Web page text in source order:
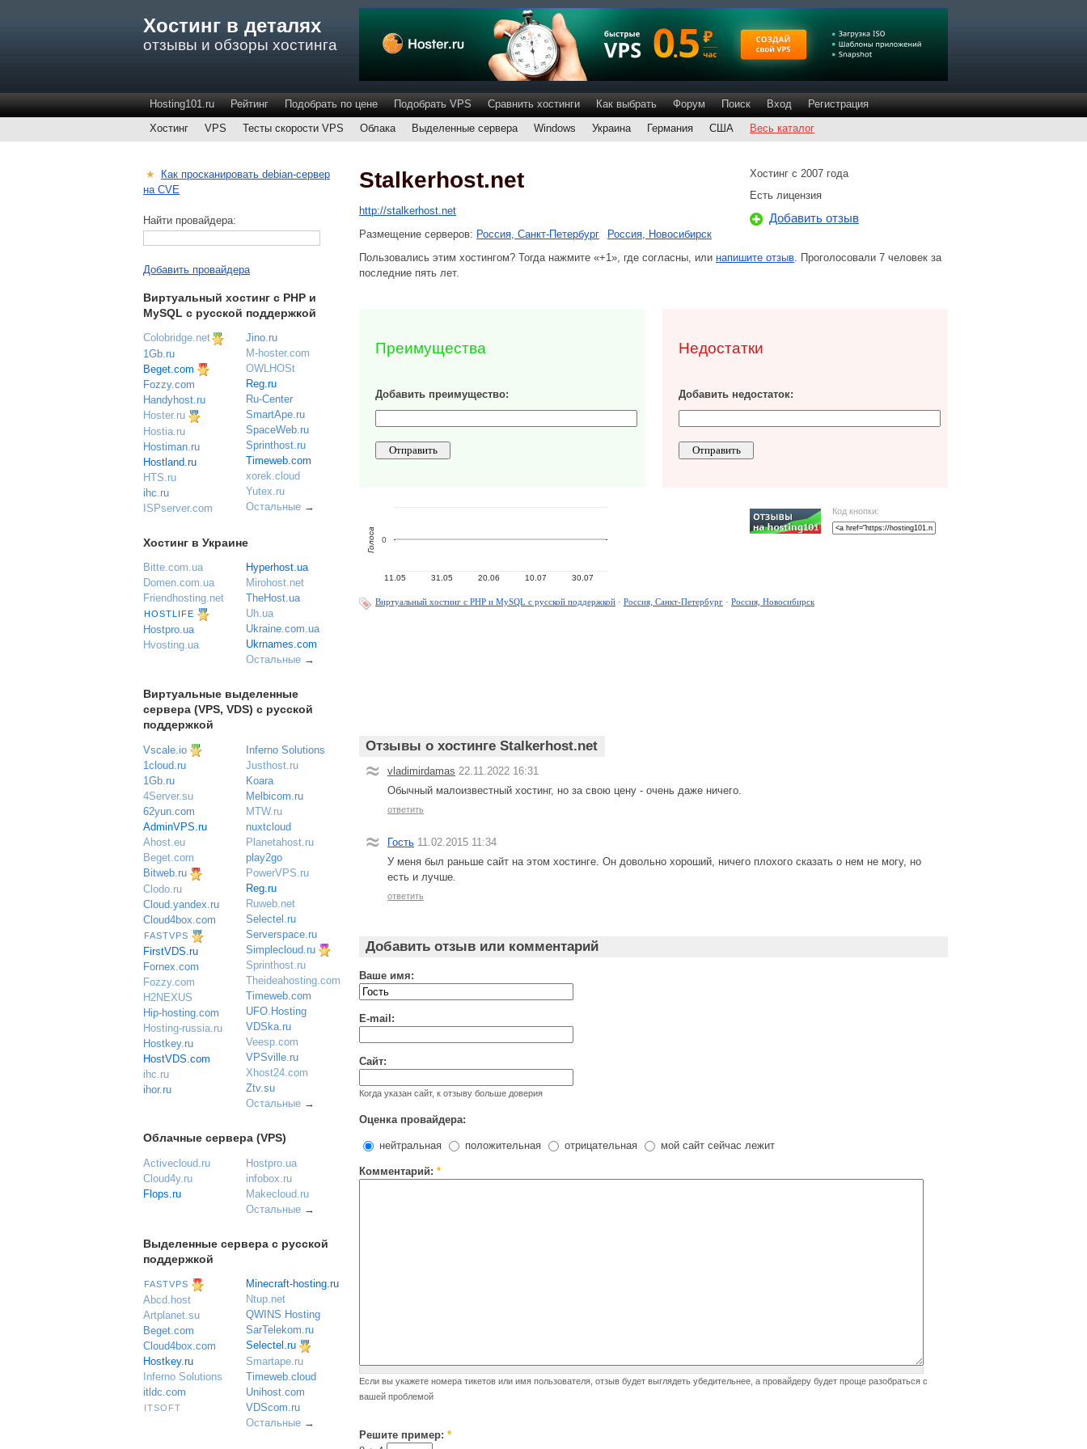
Хостинг в деталях
отзывы и обзоры хостинга
Hosting101.ru Рейтинг Подобрать по цене Подобрать VPS Сравнить хостинги Как выбрать Форум Поиск Вход
Регистрация
Хостинг
VPS Тесты скорости VPS Облака Выделенные сервера Windows Украина Германия США Весь каталог
Хостинг с 2007 года
Есть лицензия
Добавить отзыв
Stalkerhost.net
http://stalkerhost.net
Размещение серверов: Россия, Санкт-Петербург
Россия, Новосибирск
Пользовались этим хостингом? Тогда нажмите «+1», где согласны, или напишите отзыв. Проголосовали 7 человек за
последние пять лет.
Преимущества
Добавить преимущество:
Недостатки
Добавить недостаток:
Код кнопки:
11.05 31.05 20.06 10.07 30.07
0
Голоса
Виртуальный хостинг c PHP и MySQL с русской поддержкой · Россия, Санкт-Петербург · Россия, Новосибирск
Отзывы о хостинге Stalkerhost.net
vladimirdamas 22.11.2022 16:31
Обычный малоизвестный хостинг, но за свою цену - очень даже ничего.
ответить
Гость 11.02.2015 11:34
У меня был раньше сайт на этом хостинге. Он довольно хороший, ничего плохого сказать о нем не могу, но
есть и лучше.
ответить
Добавить отзыв или комментарий
Ваше имя:
E-mail:
Сайт:
Когда указан сайт, к отзыву больше доверия
Оценка провайдера:
нейтральная положительная отрицательная мой сайт сейчас лежит
Комментарий: *
Если вы укажете номера тикетов или имя пользователя, отзыв будет выглядеть убедительнее, а провайдеру будет проще разобраться с
вашей проблемой
Решите пример: *
★ Как просканировать debian-сервер
на CVE
Найти провайдера:
Добавить провайдера
Виртуальный хостинг c PHP и
MySQL с русской поддержкой
Colobridge.net
1Gb.ru
Beget.com
Fozzy.com
Handyhost.ru
Hoster.ru
Hostia.ru
Hostiman.ru
Hostland.ru
HTS.ru
ihc.ru
ISPserver.com
Jino.ru
M-hoster.com
OWLHOSt
Reg.ru
Ru-Center
SmartApe.ru
SpaceWeb.ru
Sprinthost.ru
Timeweb.com
xorek.cloud
Yutex.ru
Остальные →
Хостинг в Украине
Bitte.com.ua
Domen.com.ua
Friendhosting.net
HOSTLIFE
Hostpro.ua
Hvosting.ua
Hyperhost.ua
Mirohost.net
TheHost.ua
Uh.ua
Ukraine.com.ua
Ukrnames.com
Остальные →
Виртуальные выделенные
сервера (VPS, VDS) с русской
поддержкой
Vscale.io
1cloud.ru
1Gb.ru
4Server.su
62yun.com
AdminVPS.ru
Ahost.eu
Beget.com
Bitweb.ru
Clodo.ru
Cloud.yandex.ru
Cloud4box.com
FASTVPS
FirstVDS.ru
Fornex.com
Fozzy.com
H2NEXUS
Hip-hosting.com
Hosting-russia.ru
Hostkey.ru
HostVDS.com
ihc.ru
ihor.ru
Inferno Solutions
Justhost.ru
Koara
Melbicom.ru
MTW.ru
nuxtcloud
Planetahost.ru
play2go
PowerVPS.ru
Reg.ru
Ruweb.net
Selectel.ru
Serverspace.ru
Simplecloud.ru
Sprinthost.ru
Theideahosting.com
Timeweb.com
UFO.Hosting
VDSka.ru
Veesp.com
VPSville.ru
Xhost24.com
Ztv.su
Остальные →
Облачные сервера (VPS)
Activecloud.ru
Cloud4y.ru
Flops.ru
Hostpro.ua
infobox.ru
Makecloud.ru
Остальные →
Выделенные сервера с русской
поддержкой
FASTVPS
Abcd.host
Artplanet.su
Beget.com
Cloud4box.com
Hostkey.ru
Inferno Solutions
itldc.com
ITSOFT
Minecraft-hosting.ru
Ntup.net
QWINS Hosting
SarTelekom.ru
Selectel.ru
Smartape.ru
Timeweb.cloud
Unihost.com
VDScom.ru
Остальные →